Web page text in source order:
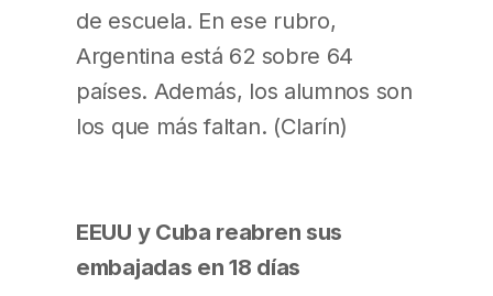
de escuela. En ese rubro,
Argentina está 62 sobre 64
países. Además, los alumnos son
los que más faltan. (Clarín)
EEUU y Cuba reabren sus
embajadas en 18 días